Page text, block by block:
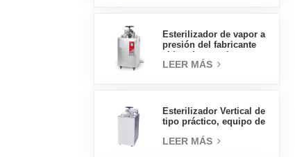
Esterilizador de vapor a
presión del fabricante
vertical de tipo
LEER MÁS
Esterilizador Vertical de
tipo práctico, equipo de
Vertical, esterilizador de
LEER MÁS